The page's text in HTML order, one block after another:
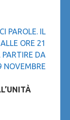
PAROLE. IL
ORE 21
PARTIRE DA
NOVEMBRE